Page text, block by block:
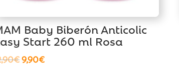
Baby Biberón Anticolic
Start 260 ml Rosa
€El
9,90€El